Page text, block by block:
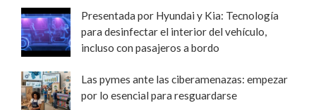
Presentada por Hyundai y Kia: Tecnología
para desinfectar el interior del vehículo,
incluso con pasajeros a bordo
Las pymes ante las ciberamenazas: empezar
por lo esencial para resguardarse